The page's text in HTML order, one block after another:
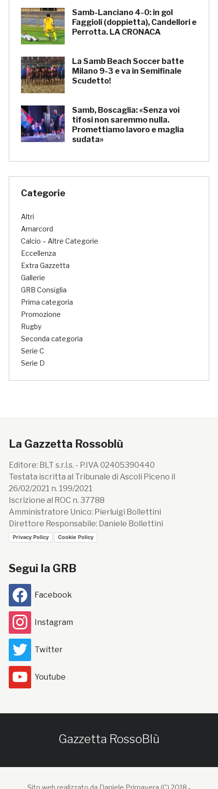
Samb-Lanciano 4-0: in gol
Faggioli (doppietta), Candellori e
Perrotta. LA CRONACA
La Samb Beach Soccer batte
Milano 9-3 e va in Semifinale
Scudetto!
Samb, Boscaglia: «Senza voi
tifosi non saremmo nulla.
Promettiamo lavoro e maglia
sudata»
Categorie
Altri
Amarcord
Calcio – Altre Categorie
Eccellenza
Extra Gazzetta
Gallerie
GRB Consiglia
Prima categoria
Promozione
Rugby
Seconda categoria
Serie C
Serie D
La Gazzetta Rossoblù
Editore: BLT s.r.l.s. - P.IVA 02405390440
Testata iscritta al Tribunale di Ascoli Piceno il
26/02/2021 n. 199/2021
Iscrizione al ROC n. 37788
Amministratore Unico: Pierluigi Bollettini
Direttore Responsabile: Daniele Bollettini
Privacy Policy Cookie Policy
Segui la GRB
Facebook
Instagram
Twitter
Youtube
Gazzetta RossoBlù